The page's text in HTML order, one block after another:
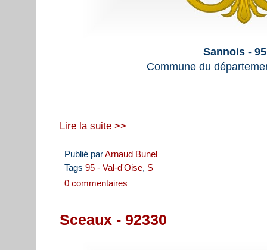
Sannois -
Commune du
Lire la suite >>
Publié parArnaud Bunel
Tags 95 - Val-d'Oise, S
0 commentaires
Sceaux - 92330